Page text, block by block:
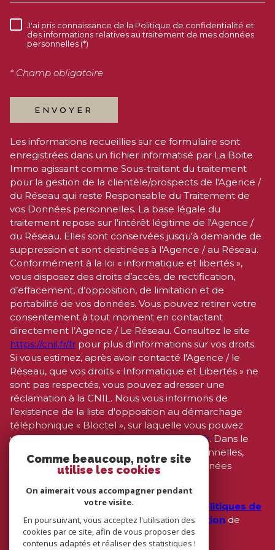
suppression et sont destinées à l'Agence / au Réseau.
Conformément à la loi « informatique et libertés »,
vous disposez des droits d’accès, de rectification,
portabilité de vos données. Vous pouvez retirer votre
https://cnil.fr/fr pour plus d’informations sur vos droits.
Réseau, que vos droits « Informatique et Libertés » ne
sont pas respectés, vous pouvez adresser une
réclamation à la CNIL. Nous vous informons de
l’existence de la liste d'opposition au démarchage
téléphonique « Bloctel », sur laquelle vous pouvez
vous inscrire ici :https://www.bloctel.gouv.fr. Dans le
cadre de la protection des Données personnelles,
nous vous invitons à ne pas inscrire de Données
sensibles dans le champ de saisie libre.
Ce site est protégé par reCAPTCHA, lesPolitiques de
Confidentialitéet esConditions d'utilisation
Google s'appliquent.
© 2026 | Tous droits réservés | Traduction powered by Google |
Nos Honoraires
Plan Du Site Mentions Légales Admin
Politique RGPD
Cookies
Comme beaucoup, notre site
utilise les cookies
On aimerait vous accompagner pendant
votre visite.
En poursuivant, vous acceptez l'utilisation des
cookies par ce site, afin de vous proposer des
contenus adaptés et réaliser des statistiques !